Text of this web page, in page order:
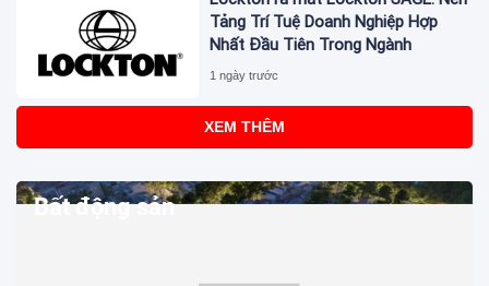
Tảng Trí Tuệ Doanh Nghiệp Hợp
Nhất Đầu Tiên Trong Ngành
1 ngày trước
XEM THÊM
Bất động sản